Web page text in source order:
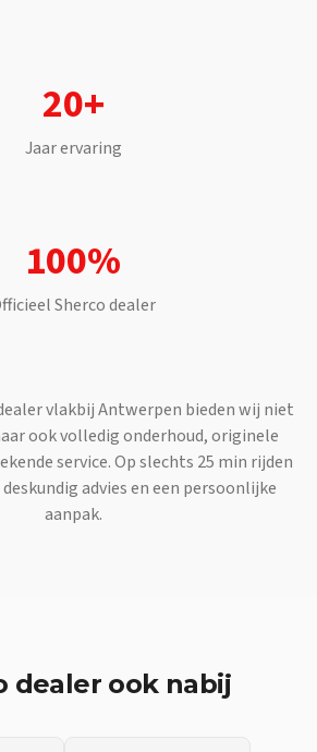
20+
Jaar ervaring
100%
Shercodealer
vlakbijAntwerpen bieden wij niet
ook volledig onderhoud, originele
service. Op slechts 25 min rijden
advies en een persoonlijke
aanpak.
dealer ook nabij